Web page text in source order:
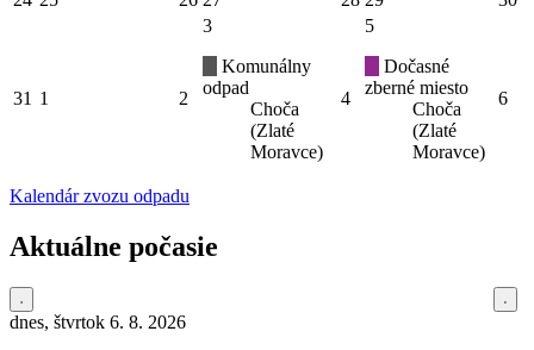
31 1 2
3
Komunálny
odpad
Choča
(Zlaté
Moravce)
4
5
Dočasné
zberné miesto
Choča
(Zlaté
Moravce)
6
Kalendár zvozu odpadu
Aktuálne počasie
dnes, štvrtok 6. 8. 2026